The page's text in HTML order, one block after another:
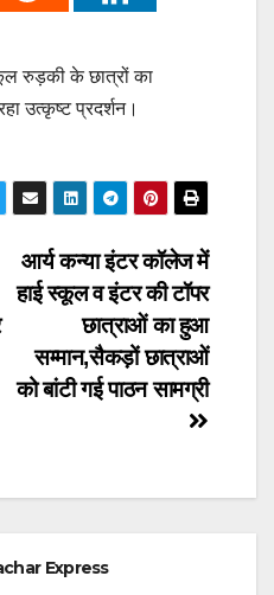
रुड़की के छात्रों का
उत्कृष्ट प्रदर्शन।
आर्य कन्या इंटर कॉलेज में
हाई स्कूल व इंटर की टॉपर
छात्राओं का हुआ
सम्मान,सैकड़ों छात्राओं
को बांटी गई पाठन सामग्री
Express